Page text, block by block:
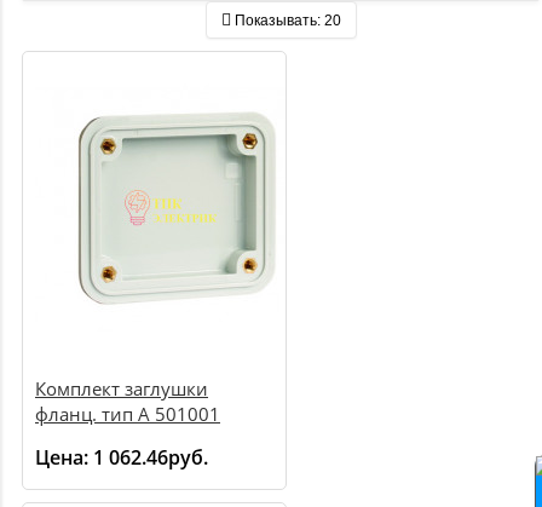
Показывать: 20
Комплект заглушки
фланц. тип A 501001
Цена: 1 062.46руб.